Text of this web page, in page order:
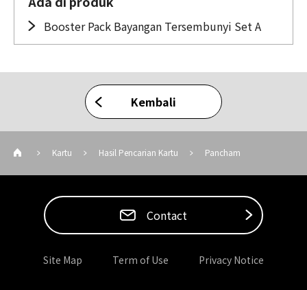
Booster Pack Bayangan Tersembunyi Set A
Kembali
Kartu Hasil Pencarian Kartu Pancham
Contact
Site Map Term of Use Privacy Notice